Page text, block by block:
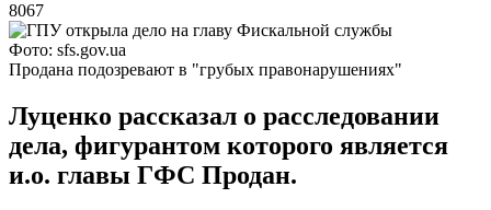
8067
Фото: sfs.gov.ua
Продана подозревают в "грубых правонарушениях"
Луценко рассказал о расследовании
дела, фигурантом которого является
и.о. главы ГФС Продан.